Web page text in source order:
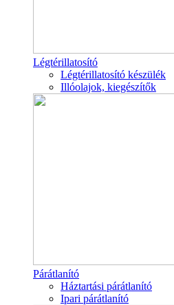
Légtérillatosító
Légtérillatosító készülék
Illóolajok, kiegészítők
Párátlanító
Háztartási párátlanító
Ipari párátlanító